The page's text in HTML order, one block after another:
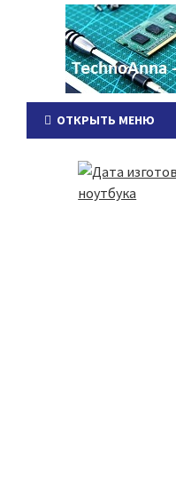
ОТКРЫТЬ МЕНЮ